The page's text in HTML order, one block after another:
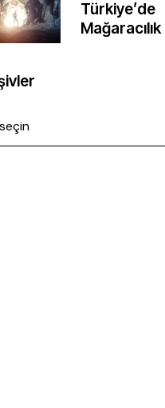
Türkiye’de
Mağaracılık